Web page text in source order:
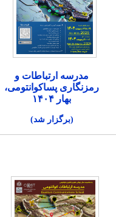
مدرسه ارتباطات و
رمزنگاری پساکوانتومی،
بهار ۱۴۰۴
(برگزار شد)